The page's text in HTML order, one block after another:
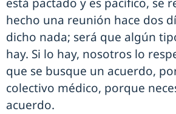
está pactado y es pacífico, se
hecho una reunión hace dos
dicho nada; será que algún
hay. Si lo hay, nosotros lo
que se busque un acuerdo,
colectivo médico, porque
acuerdo.